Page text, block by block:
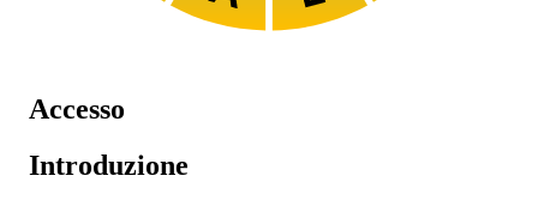
Accesso
Introduzione